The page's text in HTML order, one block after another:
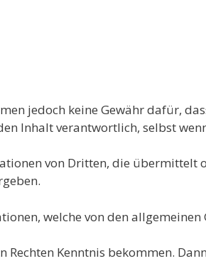
jedoch keine Gewähr dafür,
Inhalt verantwortlich, selbst
von Dritten, die übermittelt
welche von den allgemeinen
Kenntnis bekommen.